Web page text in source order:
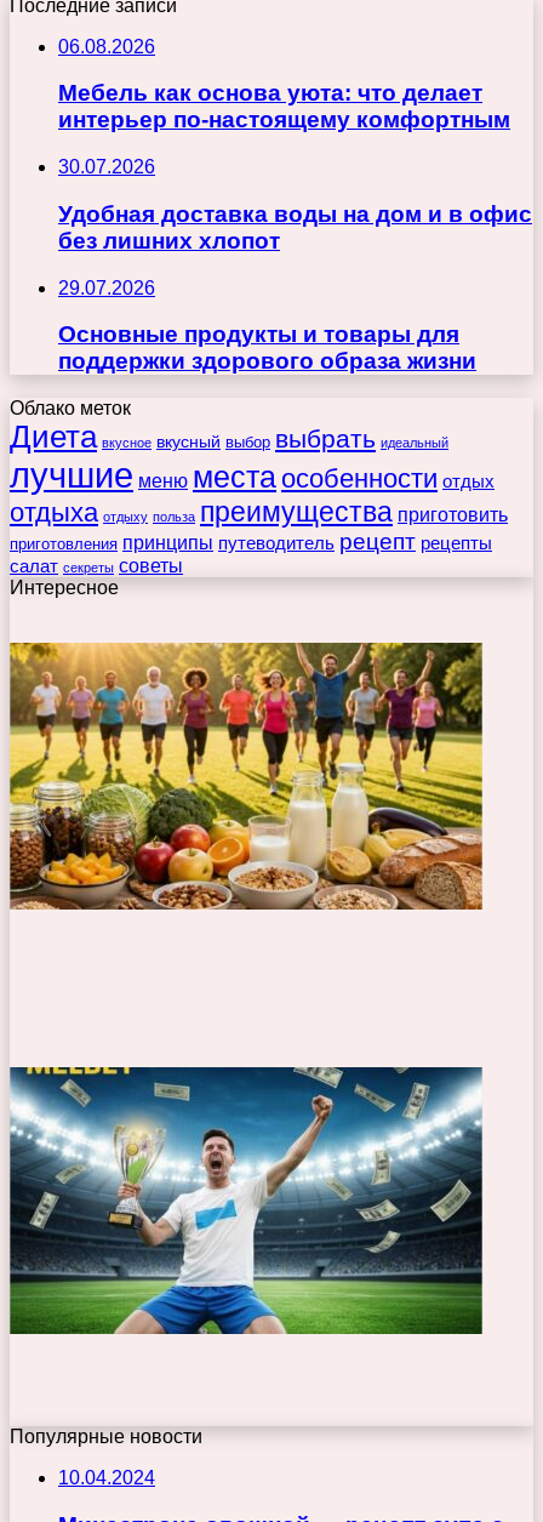
Последние записи
06.08.2026
Мебель как основа уюта: что делает
интерьер по-настоящему комфортным
30.07.2026
Удобная доставка воды на дом и в офис
без лишних хлопот
29.07.2026
Основные продукты и товары для
поддержки здорового образа жизни
Облако меток
Диета вкусное вкусный выбор выбрать идеальный
лучшие меню места особенности отдых
отдыха отдыху польза преимущества приготовить
приготовления принципы путеводитель рецепт рецепты
салат секреты советы
Интересное
Популярные новости
10.04.2024